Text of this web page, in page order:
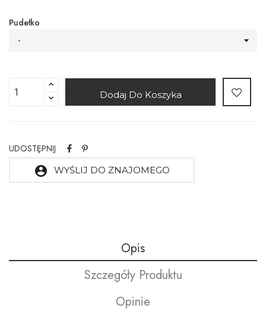
Pudełko
-
Dodaj Do Koszyka
UDOSTĘPNIJ
account_circle WYŚLIJ DO ZNAJOMEGO
Opis
Szczegóły Produktu
Opinie